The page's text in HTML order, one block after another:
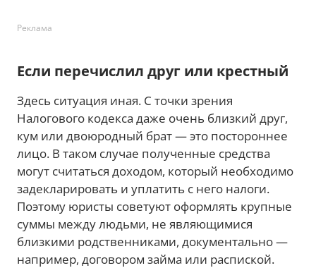
Реклама
Если перечислил друг или крестный
Здесь ситуация иная. С точки зрения
Налогового кодекса даже очень близкий друг,
кум или двоюродный брат — это постороннее
лицо. В таком случае полученные средства
могут считаться доходом, который необходимо
задекларировать и уплатить с него налоги.
Поэтому юристы советуют оформлять крупные
суммы между людьми, не являющимися
близкими родственниками, документально —
например, договором займа или распиской.